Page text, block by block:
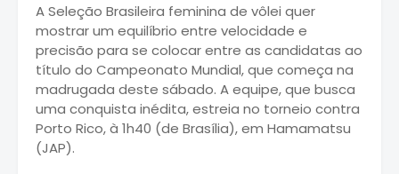
A Seleção Brasileira feminina de vôlei quer
mostrar um equilíbrio entre velocidade e
precisão para se colocar entre as candidatas ao
título do Campeonato Mundial, que começa na
madrugada deste sábado. A equipe, que busca
uma conquista inédita, estreia no torneio contra
Porto Rico, à 1h40 (de Brasília), em Hamamatsu
(JAP).